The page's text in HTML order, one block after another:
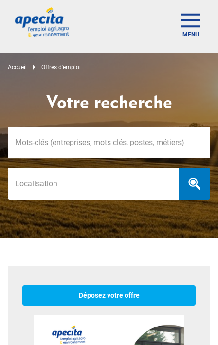
MENU
Accueil Offres d'emploi
Votre recherche
Déposez votre offre